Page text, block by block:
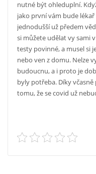
nutné být ohleduplní.
jako první vám bude
jednodušší už předem
si můžete udělat vy sami
testy povinné, a musel si
nebo ven z domu. Nelze
budoucnu, a i proto je
byly potřeba. Díky
tomu, že se covid už